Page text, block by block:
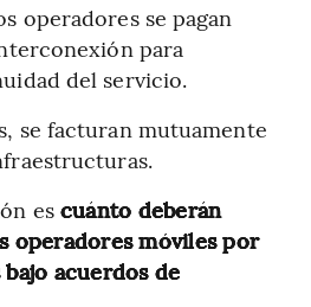
operadores se pagan
para
del servicio.
se facturan mutuamente
es cuánto deberán
operadores móviles por
acuerdos de